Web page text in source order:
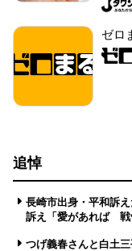
ゼロ
追悼
長崎市出身・平和訴
訴え「愛があれば 戦
つげ義春さんと白土